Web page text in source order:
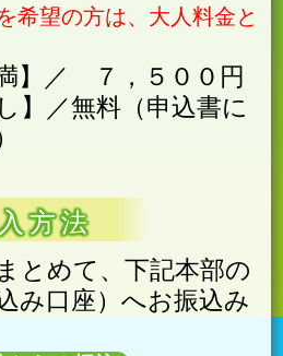
望の方は、大人料金と
】／ ７，５００円
】／無料（申込書に
方法
とめて、下記本部の
み口座）へお振込み